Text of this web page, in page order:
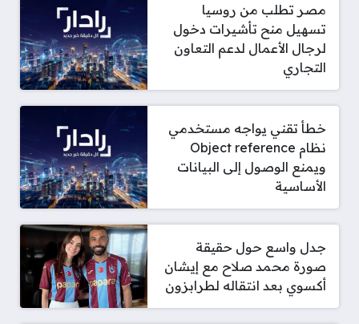
مصر تطلب من روسيا
تسهيل منح تأشيرات دخول
لرجال الأعمال لدعم التعاون
التجاري
خطأ تقني يواجه مستخدمي
نظام Object reference
ويمنع الوصول إلى البيانات
الأساسية
جدل واسع حول حقيقة
صورة محمد صلاح مع إيشان
أكسوي بعد انتقاله لطرابزون